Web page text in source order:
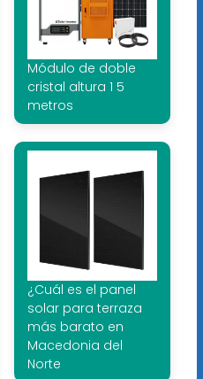
Módulo de doble
cristal altura 1 5
metros
¿Cuál es el panel
solar para terraza
más barato en
Macedonia del
Norte